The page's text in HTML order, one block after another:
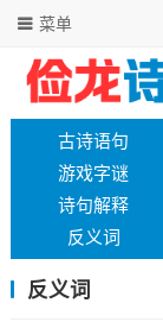
菜单
古诗语句
游戏字谜
诗句解释
反义词
反义词